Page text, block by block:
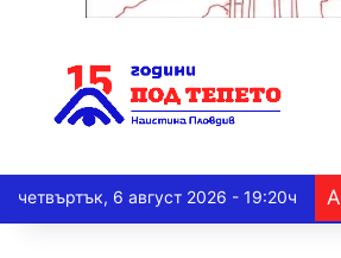
четвъртък, 6 август 2026 - 19:20ч